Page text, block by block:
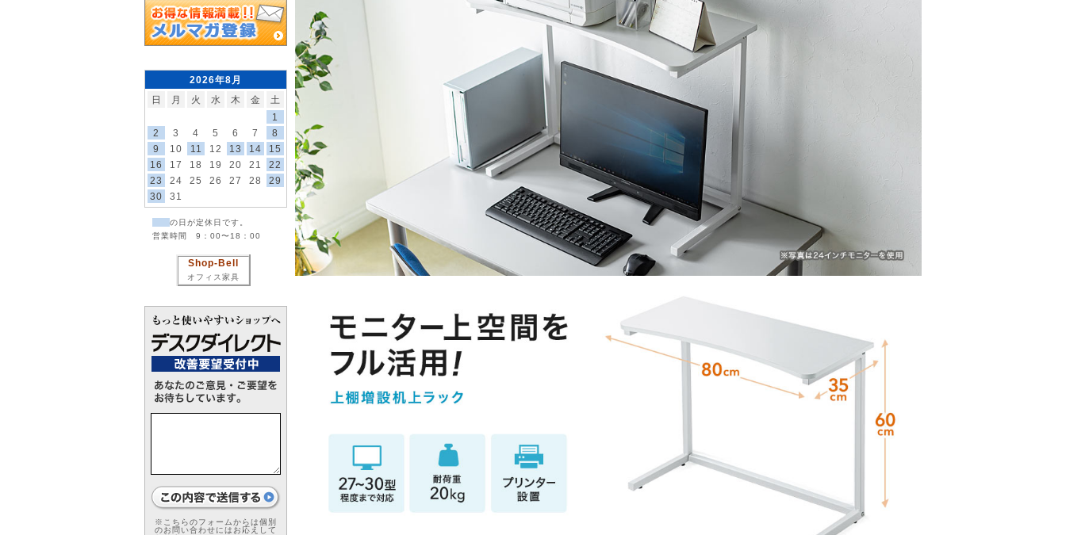
2026年8月
日
月 火 水 木 金
土
1
2
3 4 5 6 7
8
9
10 11 12 13 14
15
16
17 18 19 20 21
22
23
24 25 26 27 28
29
30
31
の日が定休日です。
営業時間 9：00〜18：00
Shop-Bell
オフィス家具
※こちらのフォームからは個別
のお問い合わせにはお応えして